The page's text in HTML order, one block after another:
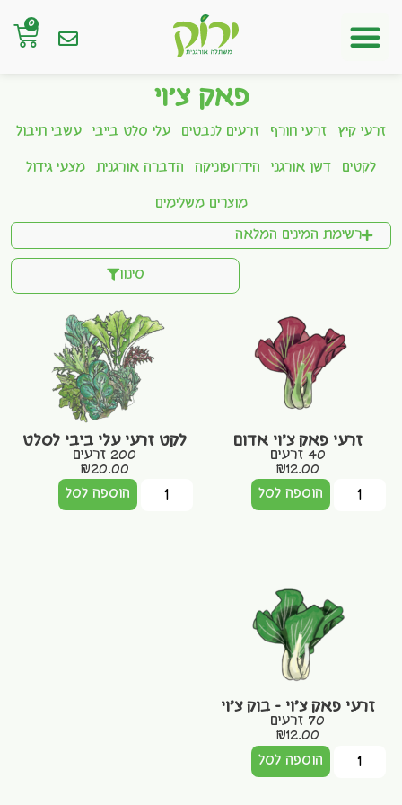
0
פאק צ'וי
זרעי קיץ זרעי חורף זרעים לנבטים עלי סלט בייבי עשבי תיבול
לקטים דשן אורגני הידרופוניקה הדברה אורגנית מצעי גידול
מוצרים משלימים
רשימת המינים המלאה
סינון
זרעי פאק צ'וי אדום
40 זרעים
₪12.00
הוספה לסל
לקט זרעי עלי ביבי לסלט
200 זרעים
₪20.00
הוספה לסל
זרעי פאק צ'וי – בוק צ'וי
70 זרעים
₪12.00
הוספה לסל